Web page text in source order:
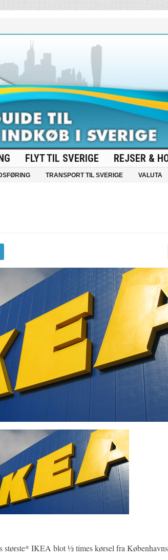
FLYT TIL SVERIGE REJSER &
TRANSPORT TIL SVERIGE VALUTA
største* IKEA blot ½ times kørsel fra